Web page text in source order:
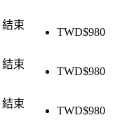
結束
TWD$980
結束
TWD$980
結束
TWD$980